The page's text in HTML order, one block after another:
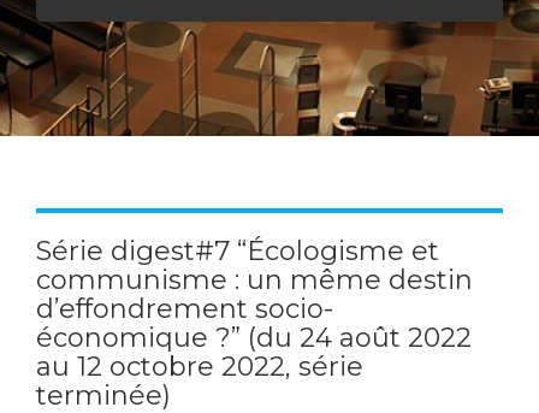
Série digest#7 “Écologisme et
communisme : un même destin
d’effondrement socio-
économique ?” (du 24 août 2022
au 12 octobre 2022, série
terminée)